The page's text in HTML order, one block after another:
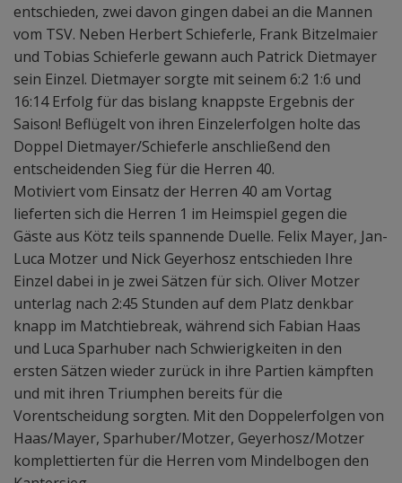
entschieden, zwei davon gingen dabei an die Mannen
vom TSV. Neben Herbert Schieferle, Frank Bitzelmaier
und Tobias Schieferle gewann auch Patrick Dietmayer
sein Einzel. Dietmayer sorgte mit seinem 6:2 1:6 und
16:14 Erfolg für das bislang knappste Ergebnis der
Saison! Beflügelt von ihren Einzelerfolgen holte das
Doppel Dietmayer/Schieferle anschließend den
entscheidenden Sieg für die Herren 40.
Motiviert vom Einsatz der Herren 40 am Vortag
lieferten sich die Herren 1 im Heimspiel gegen die
Gäste aus Kötz teils spannende Duelle. Felix Mayer, Jan-
Luca Motzer und Nick Geyerhosz entschieden Ihre
Einzel dabei in je zwei Sätzen für sich. Oliver Motzer
unterlag nach 2:45 Stunden auf dem Platz denkbar
knapp im Matchtiebreak, während sich Fabian Haas
und Luca Sparhuber nach Schwierigkeiten in den
ersten Sätzen wieder zurück in ihre Partien kämpften
und mit ihren Triumphen bereits für die
Vorentscheidung sorgten. Mit den Doppelerfolgen von
Haas/Mayer, Sparhuber/Motzer, Geyerhosz/Motzer
komplettierten für die Herren vom Mindelbogen den